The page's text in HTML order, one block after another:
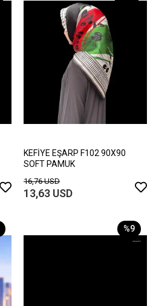
KEFİYE EŞARP F102 90X90
SOFT PAMUK
16,76 USD
13,63 USD
%9